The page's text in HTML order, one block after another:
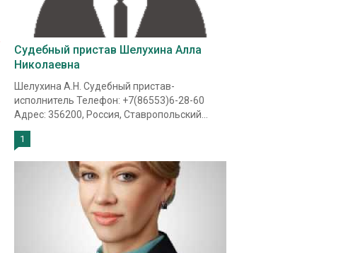
Судебный пристав Шелухина Алла
Николаевна
Шелухина А.Н. Судебный пристав-
исполнитель Телефон: +7(86553)6-28-60
Адрес: 356200, Россия, Ставропольский...
1